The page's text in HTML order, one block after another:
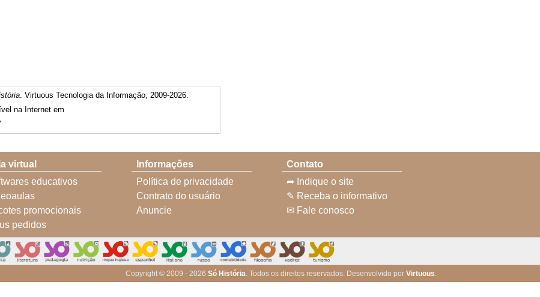
. Virtuous Tecnologia da Informação, 2009-2026.
na Internet em
virtual
educativos
promocionais
pedidos
Informações
Política de privacidade
Contrato do usuário
Anuncie
Contato
➦ Indique o site
✎ Receba o informativo
✉ Fale conosco
Copyright © 2009 - 2026 Só História. Todos os direitos reservados. Desenvolvido por Virtuous.